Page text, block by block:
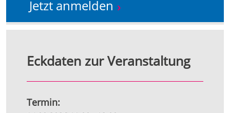
Jetzt anmelden
Eckdaten zur Veranstaltung
Termin: